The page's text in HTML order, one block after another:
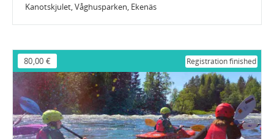
Kanotskjulet, Våghusparken, Ekenäs
80,00 € Registration finished